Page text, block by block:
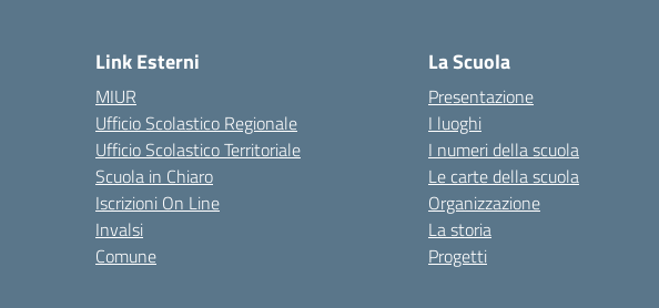
Link Esterni
MIUR
Ufficio Scolastico Regionale
Ufficio Scolastico Territoriale
Scuola in Chiaro
Iscrizioni On Line
Invalsi
Comune
La Scuola
Presentazione
I luoghi
I numeri della scuola
Le carte della scuola
Organizzazione
La storia
Progetti